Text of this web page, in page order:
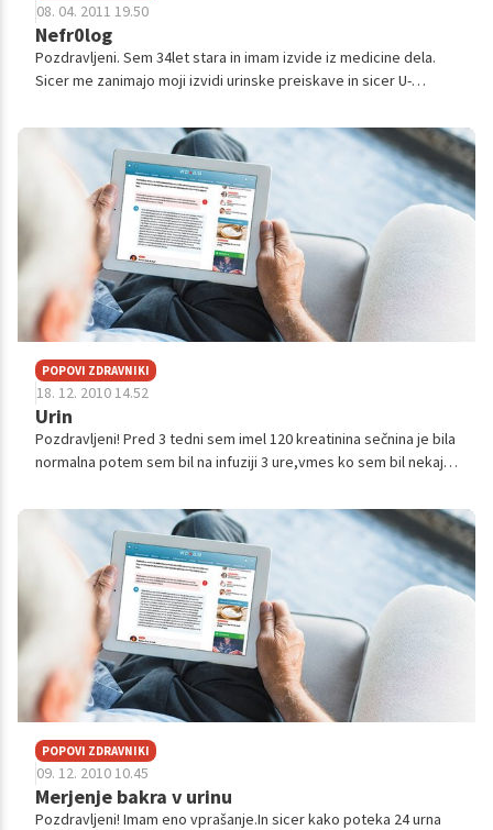
08. 04. 2011 19.50
Nefr0log
Pozdravljeni. Sem 34let stara in imam izvide iz medicine dela.
Sicer me zanimajo moji izvidi urinske preiskave in sicer U-
eritrociti: 135, ...
POPOVI ZDRAVNIKI
18. 12. 2010 14.52
Urin
Pozdravljeni! Pred 3 tedni sem imel 120 kreatinina sečnina je bila
normalna potem sem bil na infuziji 3 ure,vmes ko sem bil nekaj
krea...
POPOVI ZDRAVNIKI
09. 12. 2010 10.45
Merjenje bakra v urinu
Pozdravljeni! Imam eno vprašanje.In sicer kako poteka 24 urna